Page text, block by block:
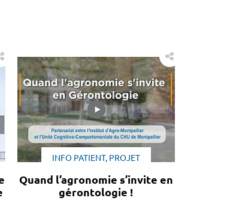
INFO PATIENT, PROJET
Quand l’agronomie s’invite en
gérontologie !